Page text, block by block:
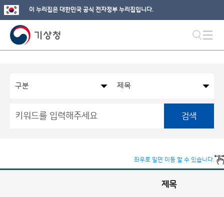
이 누리집은 대한민국 공식 전자정부 누리집입니다.
검색
좌우로 밀면 이동 할 수 있습니다.
제목